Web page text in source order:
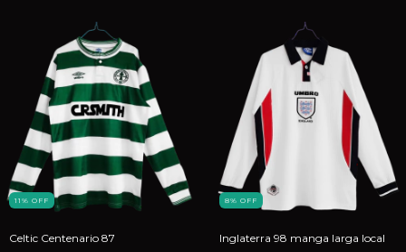
11 % OFF
Celtic Centenario 87
8% OFF
Inglaterra 98 manga larga local